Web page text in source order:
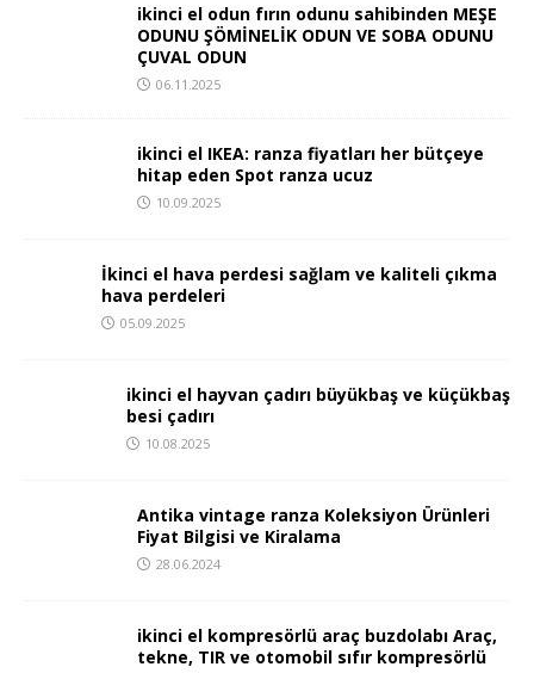
ikinci el odun fırın odunu sahibinden MEŞE
ODUNU ŞÖMİNELİK ODUN VE SOBA ODUNU
ÇUVAL ODUN
06.11.2025
ikinci el IKEA: ranza fiyatları her bütçeye
hitap eden Spot ranza ucuz
10.09.2025
İkinci el hava perdesi sağlam ve kaliteli çıkma
hava perdeleri
05.09.2025
ikinci el hayvan çadırı büyükbaş ve küçükbaş
besi çadırı
10.08.2025
Antika vintage ranza Koleksiyon Ürünleri
Fiyat Bilgisi ve Kiralama
28.06.2024
ikinci el kompresörlü araç buzdolabı Araç,
tekne, TIR ve otomobil sıfır kompresörlü